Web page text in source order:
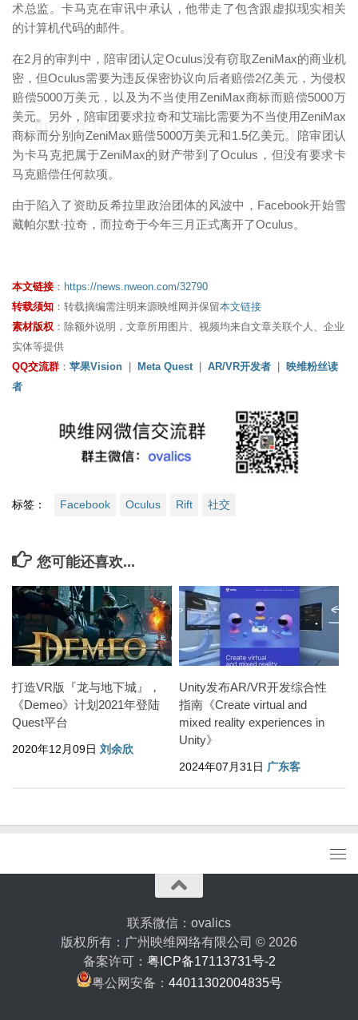
术总监。卡马克在审讯中承认，他带走了包含跟虚拟现实相关
的计算机代码的邮件。
在2月的审判中，陪审团认定Oculus没有窃取ZeniMax的商业机
密，但Oculus需要为违反保密协议向后者赔偿2亿美元，为侵权
赔偿5000万美元，以及为不当使用ZeniMax商标而赔偿5000万
美元。另外，陪审团要求拉奇和艾瑞比需要为不当使用ZeniMax
商标而分别向ZeniMax赔偿5000万美元和1.5亿美元。陪审团认
为卡马克把属于ZeniMax的财产带到了Oculus，但没有要求卡
马克赔偿任何款项。
由于陷入了资助反希拉里政治团体的风波中，Facebook开始雪
藏帕尔默·拉奇，而拉奇于今年三月正式离开了Oculus。
映维网（nweon.com）
本文链接 ： https://news.nweon.com/32790
转载须知 ：转载摘编需注明来源映维网并保留本文链接
素材版权 ：除额外说明，文章所用图片、视频均来自文章关联个人、企业
实体等提供
QQ交流群 ： 苹果Vision Meta Quest AR/VR开发者
映维粉丝读
者
标签： Facebook Oculus Rift 社交
您可能还喜欢...
打造VR版『龙与地下城』，
《Demeo》计划2021年登陆
Quest平台
2020年12月09日 刘余欣
Unity发布AR/VR开发综合性
指南《Create virtual and
mixed reality experiences in
Unity》
2024年07月31日 广东客
联系微信：ovalics
版权所有：广州映维网络有限公司 © 2026
备案许可： 粤ICP备17113731号-2
粤公网安备： 44011302004835号